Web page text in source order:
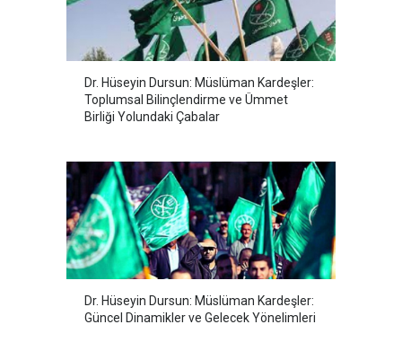
Dr. Hüseyin Dursun: Müslüman Kardeşler:
Toplumsal Bilinçlendirme ve Ümmet
Birliği Yolundaki Çabalar
Dr. Hüseyin Dursun: Müslüman Kardeşler:
Güncel Dinamikler ve Gelecek Yönelimleri